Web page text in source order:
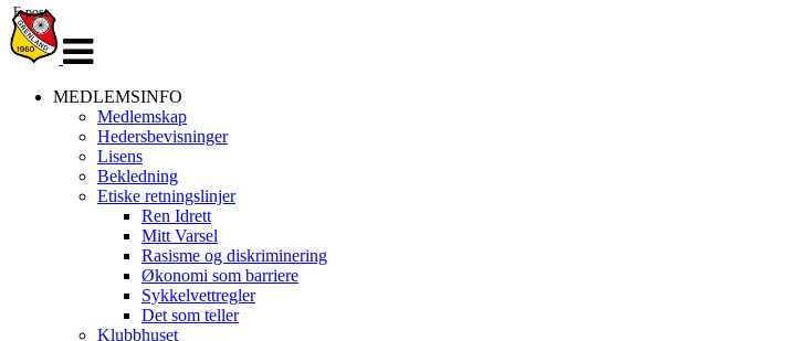
navigasjon
MEDLEMSINFO
Medlemskap
Hedersbevisninger
Lisens
Bekledning
Etiske retningslinjer
Ren Idrett
Mitt Varsel
Rasisme og diskriminering
Økonomi som barriere
Sykkelvettregler
Det som teller
Klubbhuset
E-post